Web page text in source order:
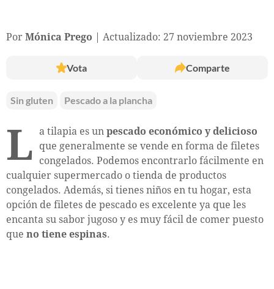
Por Mónica Prego Actualizado: 27 noviembre 2023
Vota Comparte
Sin gluten Pescado a la plancha
L a tilapia es un pescado económico y delicioso
que generalmente se vende en forma de filetes
congelados. Podemos encontrarlo fácilmente en
cualquier supermercado o tienda de productos
congelados. Además, si tienes niños en tu hogar, esta
opción de filetes de pescado es excelente ya que les
encanta su sabor jugoso y es muy fácil de comer puesto
que no tiene espinas.